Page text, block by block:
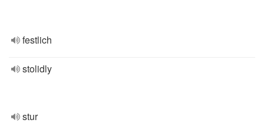
festlich
stolidly
stur